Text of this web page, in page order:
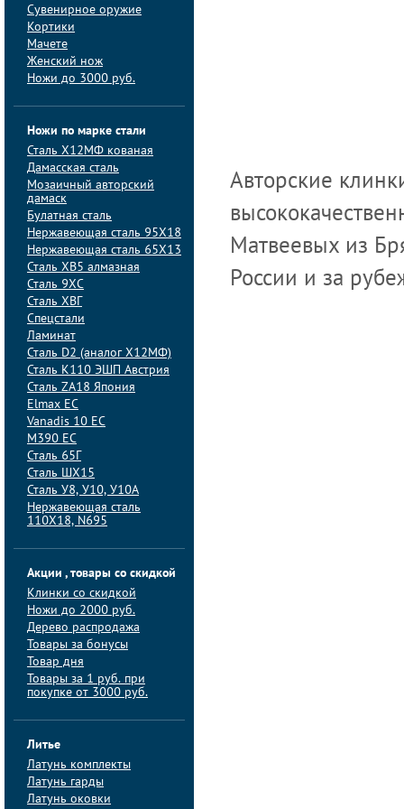
Сувенирное оружие
Кортики
Мачете
Женский нож
Ножи до 3000 руб.
Ножи по марке стали
Сталь Х12МФ кованая
Дамасская сталь
Мозаичный авторский
дамаск
Булатная сталь
Нержавеющая сталь 95Х18
Нержавеющая сталь 65Х13
Сталь ХВ5 алмазная
Сталь 9ХС
Сталь ХВГ
Спецстали
Ламинат
Сталь D2 (аналог Х12МФ)
Сталь K110 ЭШП Австрия
Сталь ZA18 Япония
Elmax ЕС
Vanadis 10 ЕС
M390 ЕС
Сталь 65Г
Сталь ШХ15
Сталь У8, У10, У10А
Нержавеющая сталь
110Х18, N695
Акции , товары со скидкой
Клинки со скидкой
Ножи до 2000 руб.
Дерево распродажа
Товары за бонусы
Товар дня
Товары за 1 руб. при
покупке от 3000 руб.
Литье
Латунь комплекты
Латунь гарды
Латунь оковки
Авторские
Матвеевых из
России и за